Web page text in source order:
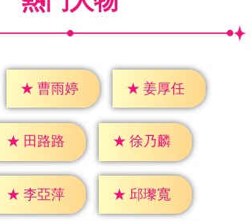
★ 曹雨婷 ★ 姜厚任
★ 田路路 ★ 徐乃麟
★ 李亞萍 ★ 邱瓈寬